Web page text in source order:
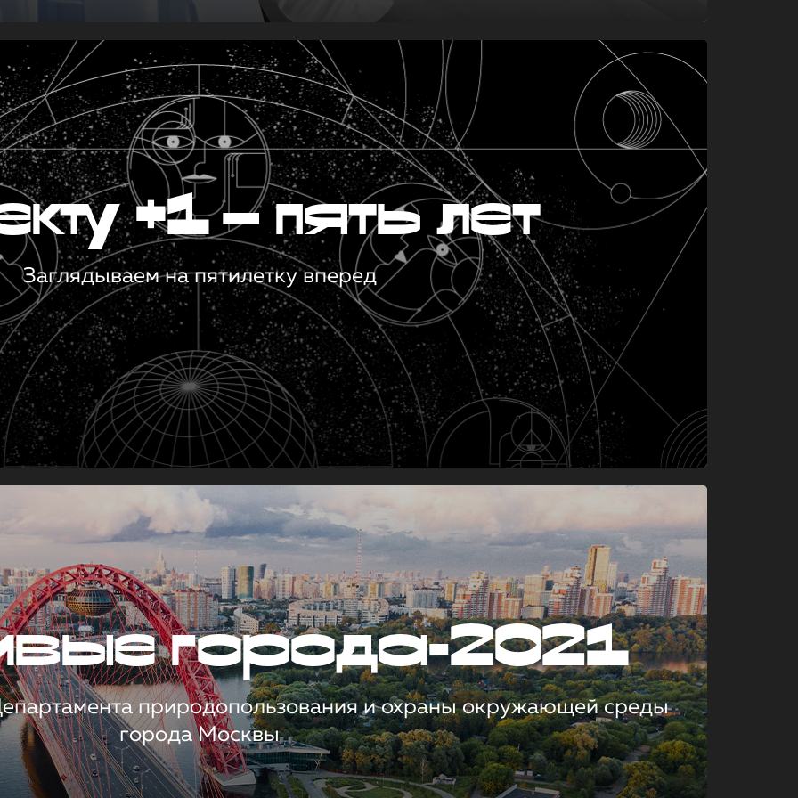
+1 — пять лет
Заглядываем на пятилетку вперед
города-2021
природопользования и охраны окружающей среды
города Москвы